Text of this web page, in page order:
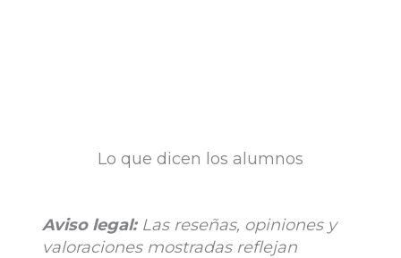
Lo que dicen los alumnos
Aviso legal:Las reseñas, opiniones y
valoraciones mostradas reflejan